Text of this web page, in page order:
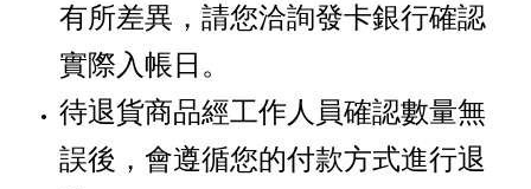
有所差異，請您洽詢發卡銀行確認
實際入帳日。
待退貨商品經工作人員確認數量無
誤後，會遵循您的付款方式進行退